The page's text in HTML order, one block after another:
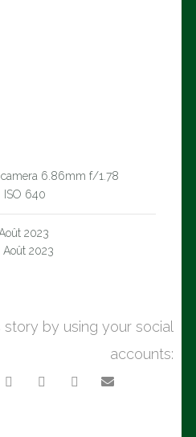
camera 6.86mm f/1.78
ISO 640
2023
Août 2023
story by using your social
accounts: